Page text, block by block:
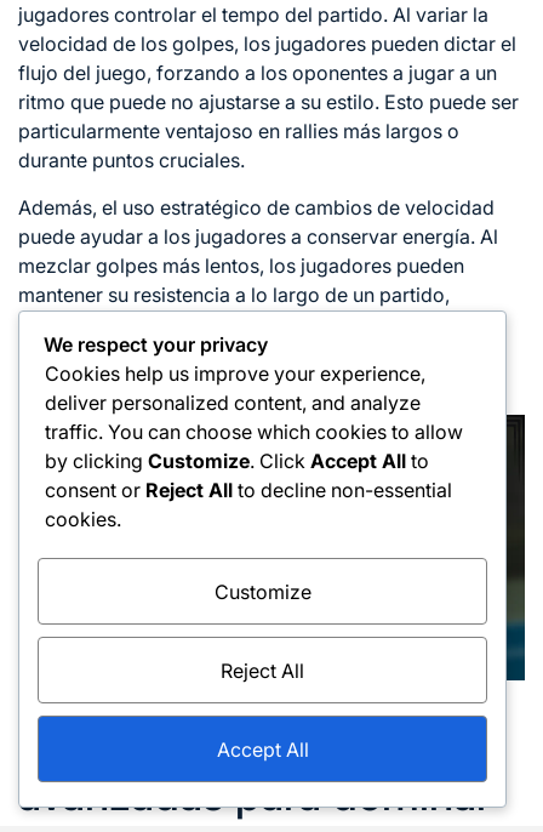
jugadores controlar el tempo del partido. Al variar la
velocidad de los golpes, los jugadores pueden dictar el
flujo del juego, forzando a los oponentes a jugar a un
ritmo que puede no ajustarse a su estilo. Esto puede ser
particularmente ventajoso en rallies más largos o
durante puntos cruciales.
Además, el uso estratégico de cambios de velocidad
puede ayudar a los jugadores a conservar energía. Al
mezclar golpes más lentos, los jugadores pueden
mantener su resistencia a lo largo de un partido,
importa. Este equilibrio puede ser crucial en el juego
competitivo, especialmente en formatos más largos.
¿Cuáles son las técnicas
avanzadas para dominar
We respect your privacy
Cookies help us improve your experience,
deliver personalized content, and analyze
traffic. You can choose which cookies to allow
by clicking Customize. Click Accept All to
consent or Reject All to decline non-essential
cookies.
Customize
Reject All
Accept All